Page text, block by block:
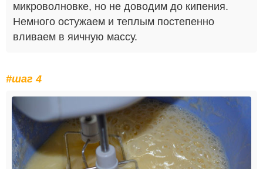
микроволновке, но не доводим до кипения.
Немного остужаем и теплым постепенно
вливаем в яичную массу.
#шаг 4